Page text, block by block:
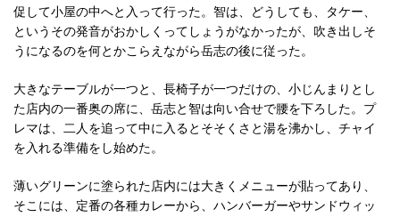
促して小屋の中へと入って行った。智は、どうしても、タケー、
というその発音がおかしくってしょうがなかったが、吹き出しそ
うになるのを何とかこらえながら岳志の後に従った。
大きなテーブルが一つと、長椅子が一つだけの、小じんまりとし
た店内の一番奥の席に、岳志と智は向い合せで腰を下ろした。プ
レマは、二人を追って中に入るとそそくさと湯を沸かし、チャイ
を入れる準備をし始めた。
薄いグリーンに塗られた店内には大きくメニューが貼ってあり、
そこには、定番の各種カレーから、ハンバーガーやサンドウィッ